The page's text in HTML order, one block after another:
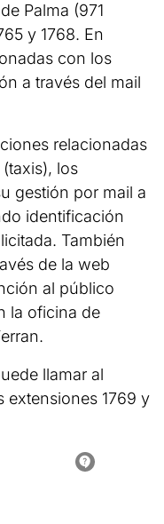
Palma (971
y 1768. En
con los
a través del mail
relacionadas
los
gestión por mail a
identificación
También
de la web
al público
la oficina de
llamar al
extensiones 1769 y